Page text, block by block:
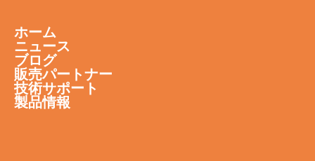
ホーム
ニュース
ブログ
販売パートナー
技術サポート
製品情報